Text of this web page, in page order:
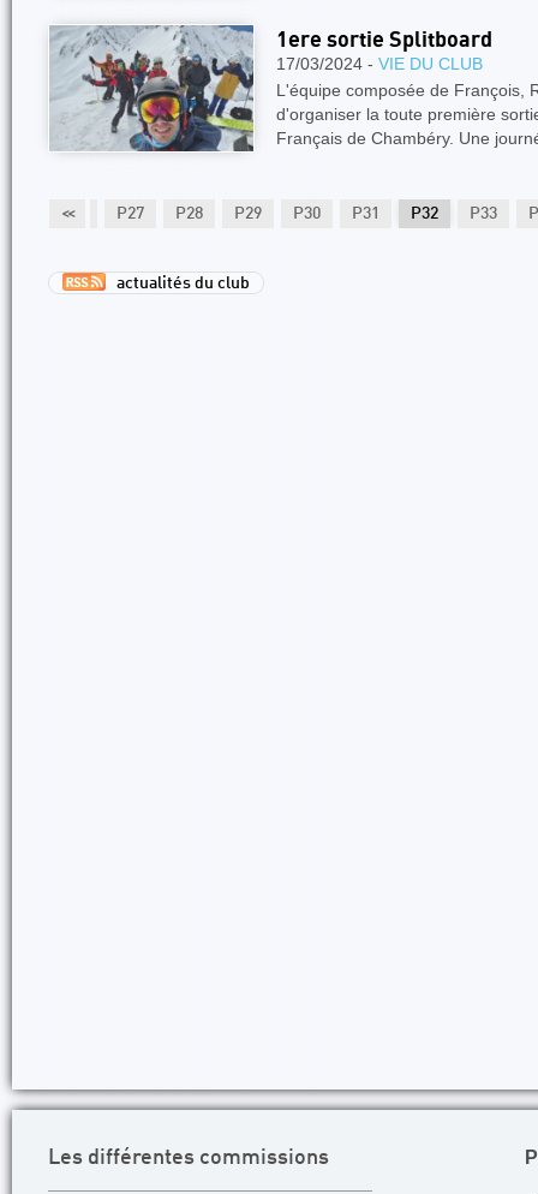
1ere sortie Splitboard
17/03/2024 - VIE DU CLUB
L'équipe composée de François,
d'organiser la toute première
Français de Chambéry. Une
<<
P26 P27 P28 P29 P30 P31 P32 P33
actualités du club
Les différentes commissions